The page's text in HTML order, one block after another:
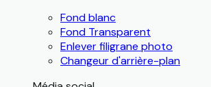
Fond blanc
Fond Transparent
Enlever filigrane photo
Changeur d'arrière-plan